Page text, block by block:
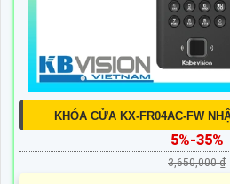
KHÓA CỬA KX-FR04AC-FW
5%-35%
3,650,000 ₫